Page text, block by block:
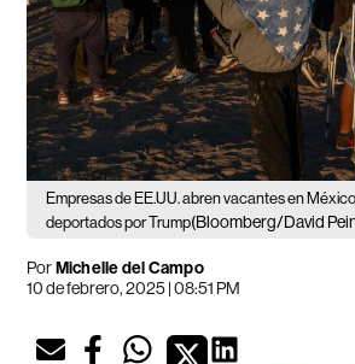
Empresas de EE.UU. abren vacantes en
deportados por Trump(Bloomberg/David
PorMichelle del Campo
10 de febrero, 2025 | 08:51 PM